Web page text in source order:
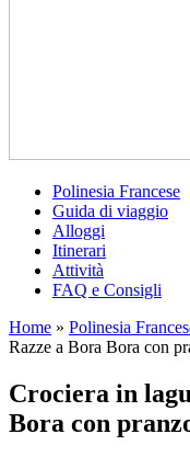
Polinesia Francese
Guida di viaggio
Alloggi
Itinerari
Attività
FAQ e Consigli
Home » Polinesia
Razze a Bora Bora con
Crociera in
Bora con